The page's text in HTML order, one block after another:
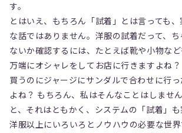
す。
とはいえ、もちろん「試着」とは言っても
な話ではありません。洋服の試着だって、
ないか確認するには、たとえば靴や小物な
万端にオシャレをしてお店に行きますよね
買うのにジャージにサンダルで合わせに行
よね？ もちろん、私はそんなことはしません
と、それはともかく、システムの「試着」
洋服以上にいろいろとノウハウの必要な世